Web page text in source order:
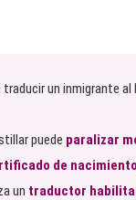
un inmigrante al
puede paralizar
de
un traductor